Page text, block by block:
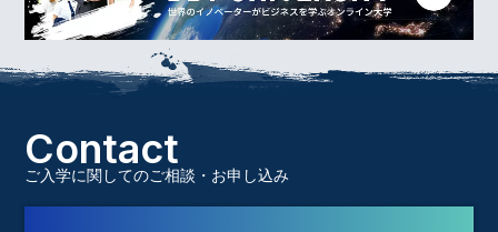
Contact
ご入学に関してのご相談・お申し込み